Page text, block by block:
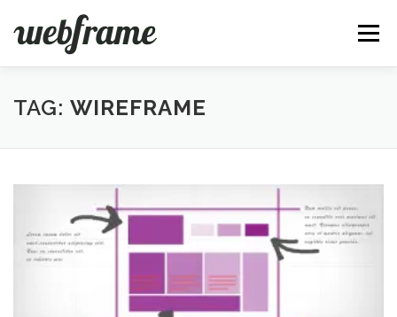
para
Menu
FERRAMENTAS ARTIGOS
TAG: WIREFRAME